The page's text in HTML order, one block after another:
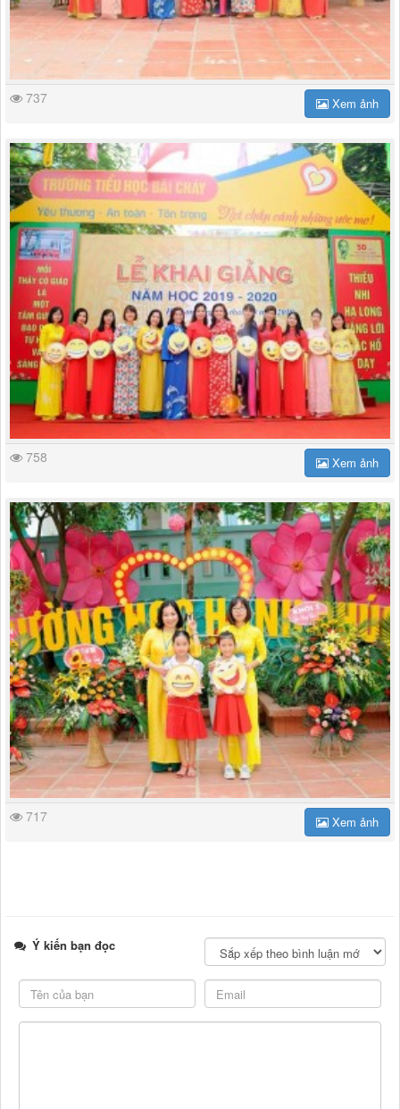
737 Xem ảnh
758 Xem ảnh
717 Xem ảnh
Ý kiến bạn đọc